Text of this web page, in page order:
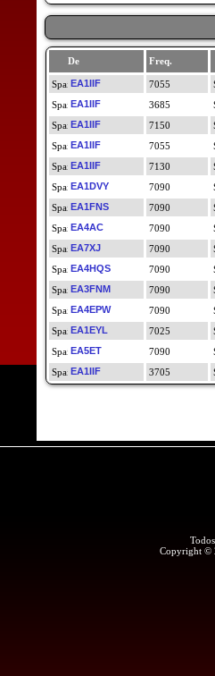
De Freq.
EA1IIF
7055
EA1IIF
3685
EA1IIF
7150
EA1IIF
7055
EA1IIF
7130
EA1DVY
7090
EA1FNS
7090
EA4AC
7090
EA7XJ
7090
EA4HQS
7090
EA3FNM
7090
EA4EPW
7090
EA1EYL
7025
EA5ET
7090
EA1IIF
3705
Copyright ©